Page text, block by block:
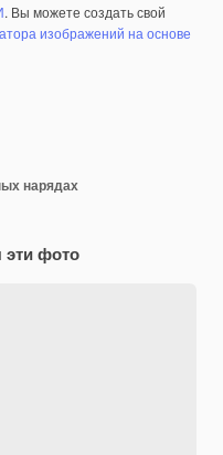
. Вы можете создать свой
изображений на основе
нарядах
эти фото